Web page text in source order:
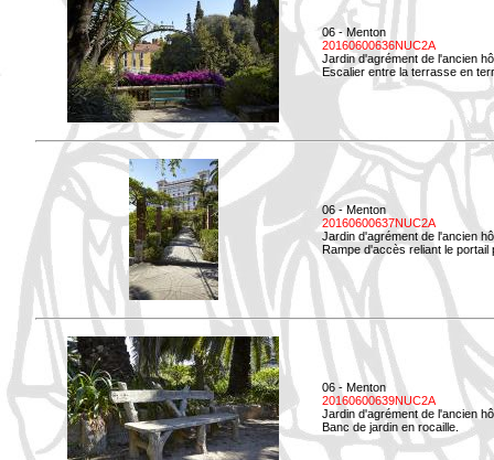
06 - Menton
20160600636NUC2A
Jardin d'agrément de l'ancien
Escalier entre la terrasse en
06 - Menton
20160600637NUC2A
Jardin d'agrément de l'ancien
Rampe d'accès reliant le portail
06 - Menton
20160600639NUC2A
Jardin d'agrément de l'ancien
Banc de jardin en rocaille.